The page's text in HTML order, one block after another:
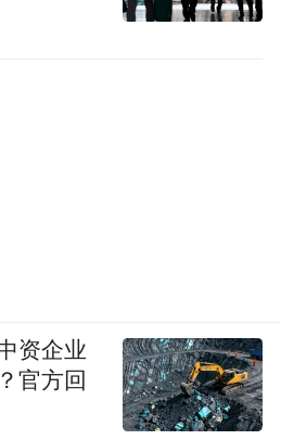
资企业
官方回